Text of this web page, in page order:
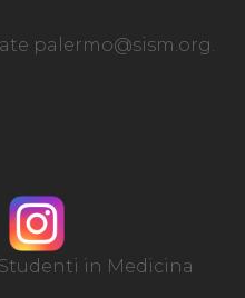
palermo@sism.org.
in Medicina